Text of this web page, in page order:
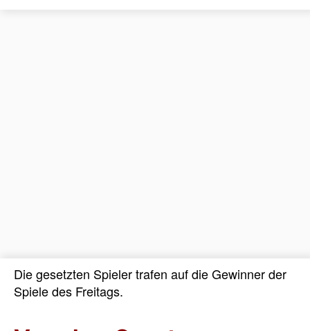
Die gesetzten Spieler trafen auf die Gewinner der
Spiele des Freitags.